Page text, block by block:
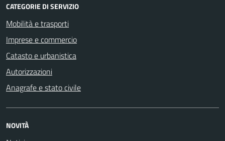
CATEGORIE DI SERVIZIO
Mobilità e trasporti
Imprese e commercio
Catasto e urbanistica
Autorizzazioni
Anagrafe e stato civile
NOVITÀ